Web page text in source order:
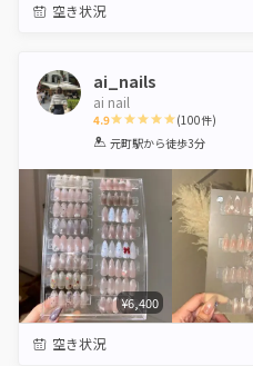
空き状況
ai_nails
ai nail
4.9
1 2 3 4 5
(100件)
元町駅から徒歩3分
¥6,400
空き状況